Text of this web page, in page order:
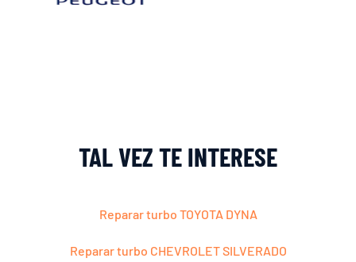
TAL VEZ TE INTERESE
Reparar turbo TOYOTA DYNA
Reparar turbo CHEVROLET SILVERADO